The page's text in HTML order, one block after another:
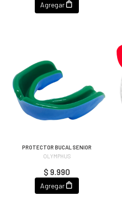
Agregar
PROTECTOR BUCAL SENIOR
OLYMPHUS
$ 9.990
Agregar